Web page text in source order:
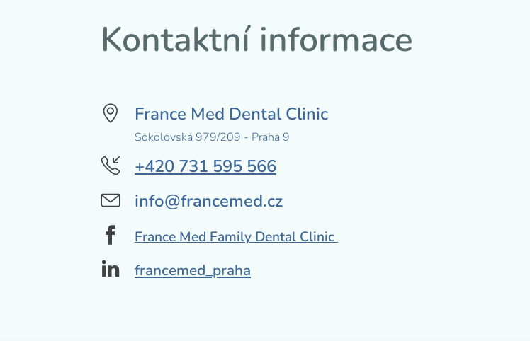
Kontaktní informace
France Med Dental Clinic
Sokolovská 979/209 - Praha 9
+420 731 595 566
info@francemed.cz
France Med Family Dental Clinic
francemed_praha